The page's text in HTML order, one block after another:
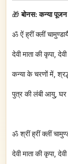
🎁बोनस: कन्या
ॐ ऐं ह्रीं क्लीं
देवी माता की कृपा,
कन्या के चरणों में,
पुत्र की लंबी आयु,
ॐ श्रीं ह्रीं क्लीं
देवी माता की कृपा,